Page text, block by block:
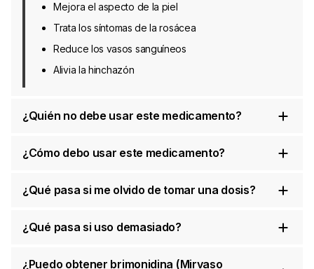
Mejora el aspecto de la piel
Trata los síntomas de la rosácea
Reduce los vasos sanguíneos
Alivia la hinchazón
¿Quién no debe usar este medicamento?
¿Cómo debo usar este medicamento?
¿Qué pasa si me olvido de tomar una dosis?
¿Qué pasa si uso demasiado?
¿Puedo obtener brimonidina (Mirvaso